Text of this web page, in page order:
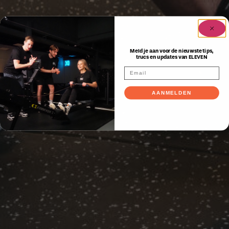
Meld je aan voor de nieuwste tips,
trucs en updates van ELEVEN
AANMELDEN